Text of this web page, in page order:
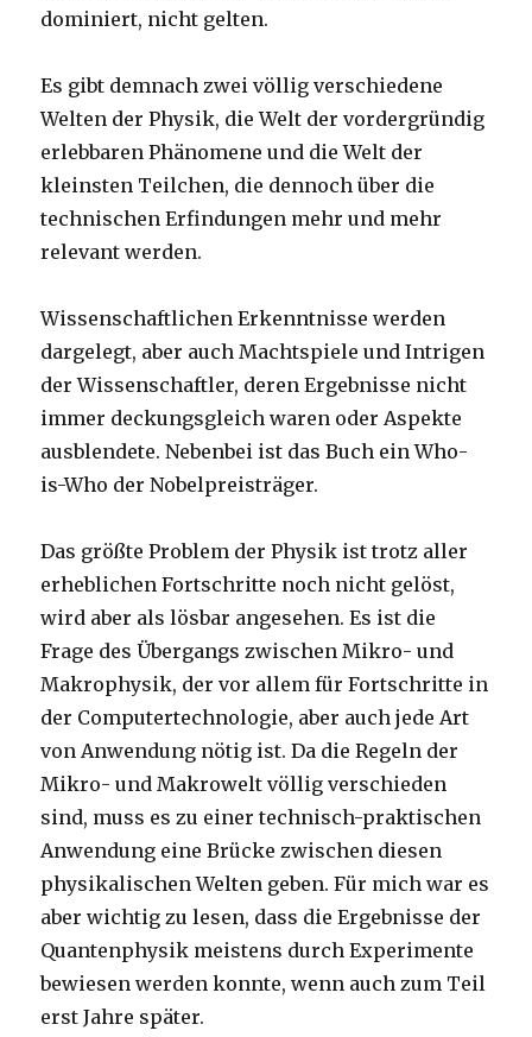
dominiert, nicht gelten.
Es gibt demnach zwei völlig verschiedene
Welten der Physik, die Welt der vordergründig
erlebbaren Phänomene und die Welt der
kleinsten Teilchen, die dennoch über die
technischen Erfindungen mehr und mehr
relevant werden.
Wissenschaftlichen Erkenntnisse werden
dargelegt, aber auch Machtspiele und Intrigen
der Wissenschaftler, deren Ergebnisse nicht
immer deckungsgleich waren oder Aspekte
ausblendete. Nebenbei ist das Buch ein Who-
is-Who der Nobelpreisträger.
Das größte Problem der Physik ist trotz aller
erheblichen Fortschritte noch nicht gelöst,
wird aber als lösbar angesehen. Es ist die
Frage des Übergangs zwischen Mikro- und
Makrophysik, der vor allem für Fortschritte in
der Computertechnologie, aber auch jede Art
von Anwendung nötig ist. Da die Regeln der
Mikro- und Makrowelt völlig verschieden
sind, muss es zu einer technisch-praktischen
Anwendung eine Brücke zwischen diesen
physikalischen Welten geben. Für mich war es
aber wichtig zu lesen, dass die Ergebnisse der
Quantenphysik meistens durch Experimente
bewiesen werden konnte, wenn auch zum Teil
erst Jahre später.